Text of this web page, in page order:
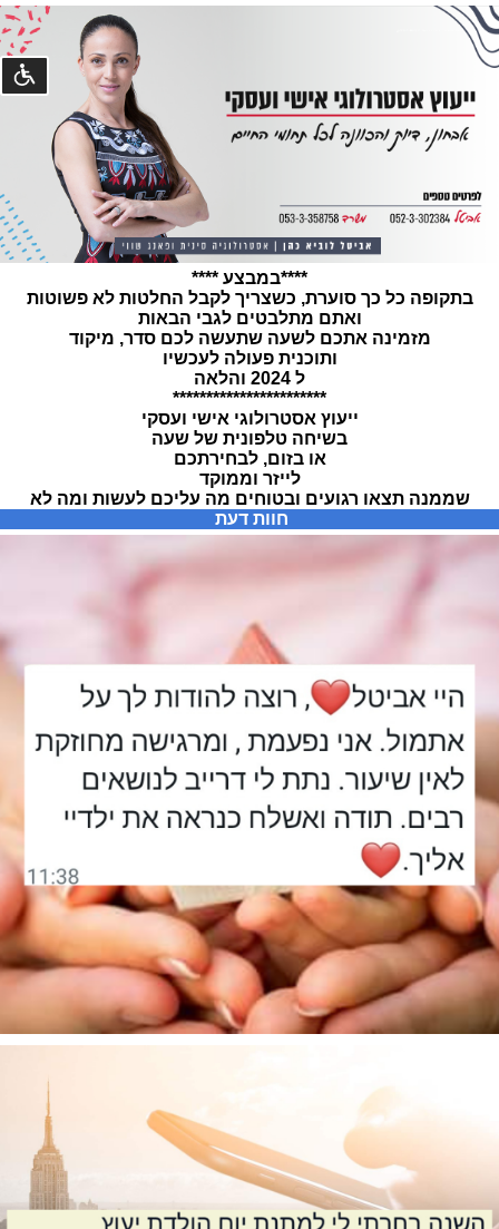
****במבצע ****
בתקופה כל כך סוערת, כשצריך לקבל החלטות לא פשוטות
ואתם מתלבטים לגבי הבאות
מזמינה אתכם לשעה שתעשה לכם סדר, מיקוד
ותוכנית פעולה לעכשיו
ל 2024 והלאה
***********************
ייעוץ אסטרולוגי אישי ועסקי
בשיחה טלפונית של שעה
או בזום, לבחירתכם
לייזר וממוקד
שממנה תצאו רגועים ובטוחים מה עליכם לעשות ומה לא
חוות דעת
מערכות